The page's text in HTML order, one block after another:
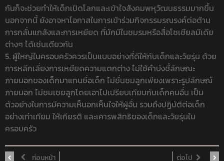
กันก็จะช่วยทำให้เด็กเปิดโลกและเข้าใจสังคมพหุวัฒนธรรมมากขึ้น
นอกจากนี้ ยังอาจหาโอกาสในการเข้าร่วมกิจกรรมรณรงค์ต่อต้าน
การกลั่นแกล้งและการเหยียด ที่มักมีในชมรมหรือสื่อโซเชียลมีเดีย
ต่างๆ ได้เช่นเดียวกัน
5. ผู้ใหญ่ในครอบครัวควรเป็นแบบอย่างที่ดีให้กับเด็กและวัยรุ่น ด้วย
การหลีกเลี่ยงการเหยียดความแตกต่าง ไม่ใช้คำบ่งชี้ลักษณะ
ภายนอกของเด็กมาแทนชื่อเด็ก ไม่ชื่นชมลูกเพียงเพราะรูปลักษณ์
ภายนอก ไม่ชมเชยลูกโดยเอาไปเปรียบเทียบกับเด็กคนอื่น เป็น
ตัวอย่างในการมีความเห็นอกเห็นใจให้ผู้อื่น รวมถึงปฏิบัติต่อเด็ก
อย่างเท่าเทียม ให้เกียรติ และเคารพสิทธิของเด็กและวัยรุ่นใน
ครอบครัว
ก่อนหน้า ต่อไป